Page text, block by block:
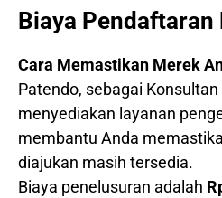
Biaya Pendaftaran
Cara Memastikan Merek
Patendo, sebagai Konsultan
menyediakan layanan
membantu Anda
diajukan masih tersedia.
Biaya penelusuran adalah